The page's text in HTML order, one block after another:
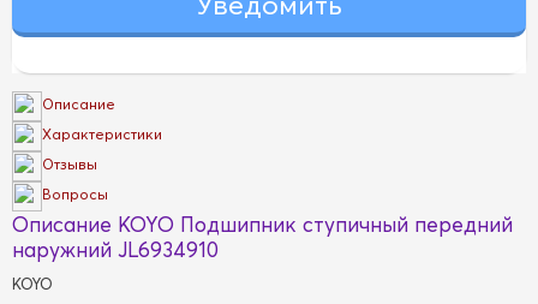
Описание
Характеристики
Отзывы
Вопросы
Описание KOYO Подшипник ступичный передний
наружний JL6934910
KOYO